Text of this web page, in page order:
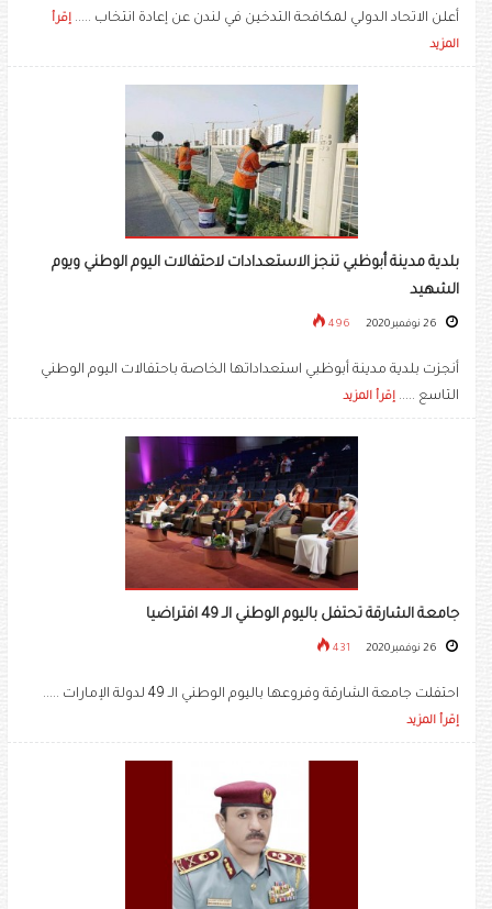
أعلن الاتحاد الدولي لمكافحة التدخين في لندن عن إعادة انتخاب ..... إقرأ
المزيد
بلدية مدينة أبوظبي تنجز الاستعدادات لاحتفالات اليوم الوطني ويوم
الشهيد
496
أنجزت بلدية مدينة أبوظبي استعداداتها الخاصة باحتفالات اليوم الوطني
التاسع ..... إقرأ المزيد
جامعة الشارقة تحتفل باليوم الوطني الـ 49 افتراضيا
431
احتفلت جامعة الشارقة وفروعها باليوم الوطني الـ 49 لدولة الإمارات .....
إقرأ المزيد